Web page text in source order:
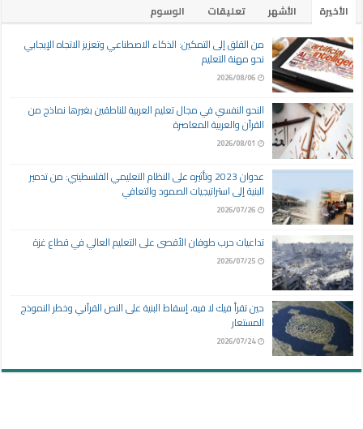
الأخيرة الأشهر تعليقات
الوسوم
من القلق إلى التمكين: الذكاء الاصطناعي وتعزيز الاتجاه الإيجابي
نحو مهنة التعليم
2026/08/06
النحو النفسي في مجال تعليم العربية للناطقين بغيرها نماذج من
القرآن والعربية المعاصرة
2026/08/01
عدوان 2023 وتأثيره على النظام التعليمي الفلسطيني: من تدمير
البنية إلى استراتيجيات الصمود والتعافي
2026/07/26
تداعيات حرب طوفان الأقصى على التعليم العالي في قطاع غزة
2026/07/25
حين تقرأ فيك لا فيه، إسقاط البنية على النص القرآني وخطر النموذج
المستعار
2026/07/24